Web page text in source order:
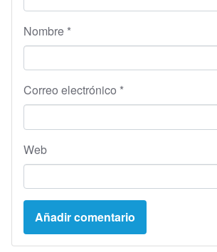
Nombre *
Correo electrónico *
Web